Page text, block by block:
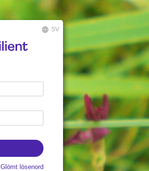
SV
Glömt lösenord